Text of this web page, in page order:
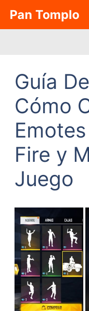
contenido
Pan Tomplo
Guía
Cómo
Fire y
Juego